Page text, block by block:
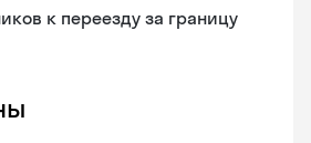
к переезду за границу